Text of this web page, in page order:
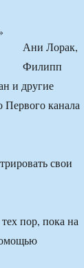
Ани Лорак,
Филипп
и другие
Первого канала
свои
пор, пока на